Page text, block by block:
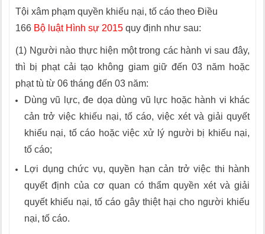
Tội xâm phạm quyền khiếu nại, tố cáo theo Điều
166 Bộ luật Hình sự 2015 quy định như sau:
(1) Người nào thực hiện một trong các hành vi sau đây,
thì bị phạt cải tạo không giam giữ đến 03 năm hoặc
phạt tù từ 06 tháng đến 03 năm:
Dùng vũ lực, đe dọa dùng vũ lực hoặc hành vi khác
cản trở việc khiếu nại, tố cáo, việc xét và giải quyết
khiếu nại, tố cáo hoặc việc xử lý người bị khiếu nại,
tố cáo;
Lợi dụng chức vụ, quyền hạn cản trở việc thi hành
quyết định của cơ quan có thẩm quyền xét và giải
quyết khiếu nại, tố cáo gây thiệt hại cho người khiếu
nại, tố cáo.